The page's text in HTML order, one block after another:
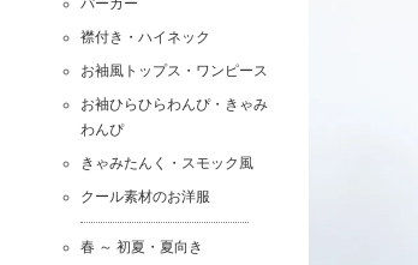
パーカー
襟付き・ハイネック
お袖風トップス・ワンピース
お袖ひらひらわんぴ・きゃみ
わんぴ
きゃみたんく・スモック風
クール素材のお洋服
春 ～ 初夏・夏向き